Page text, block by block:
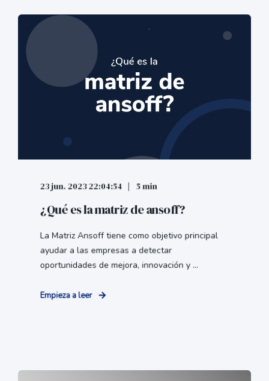
23 jun. 2023 22:04:54 5 min
¿Qué es la matriz de ansoff?
La Matriz Ansoff tiene como objetivo principal
ayudar a las empresas a detectar
oportunidades de mejora, innovación y ...
Empieza a leer